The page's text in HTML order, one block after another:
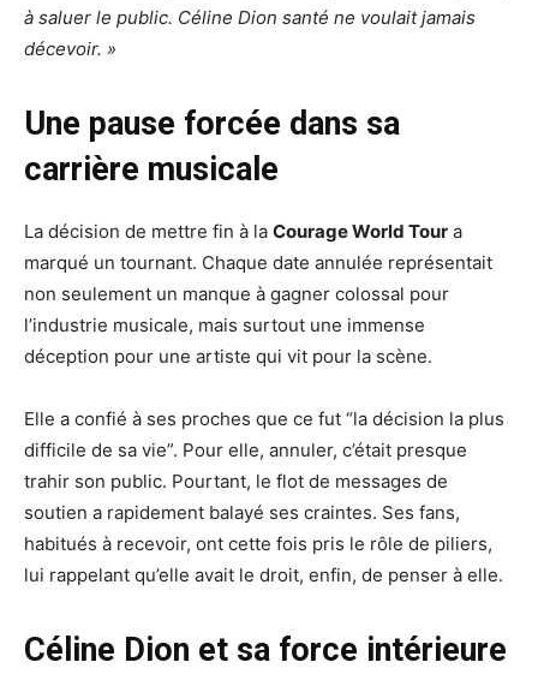
à saluer le public. Céline Dion santé ne voulait jamais
décevoir. »
Une pause forcée dans sa
carrière musicale
La décision de mettre fin à la Courage World Tour a
marqué un tournant. Chaque date annulée représentait
non seulement un manque à gagner colossal pour
l’industrie musicale, mais surtout une immense
déception pour une artiste qui vit pour la scène.
Elle a confié à ses proches que ce fut “la décision la plus
difficile de sa vie”. Pour elle, annuler, c’était presque
trahir son public. Pourtant, le flot de messages de
soutien a rapidement balayé ses craintes. Ses fans,
habitués à recevoir, ont cette fois pris le rôle de piliers,
lui rappelant qu’elle avait le droit, enfin, de penser à elle.
Céline Dion et sa force intérieure